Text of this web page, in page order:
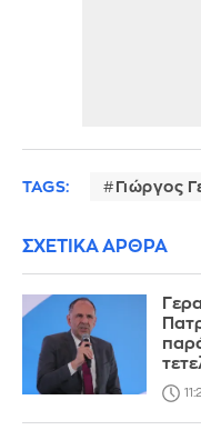
TAGS: Γιώργος
ΣΧΕΤΙΚΑ ΑΡΘΡΑ